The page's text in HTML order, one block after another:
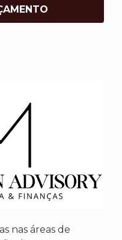
nas áreas de